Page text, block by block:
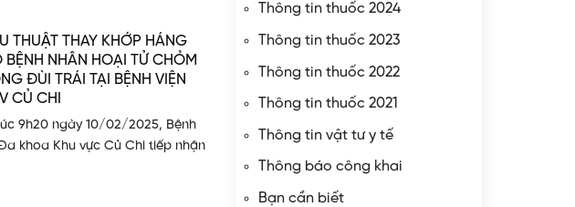
THUẬT THAY KHỚP HÁNG
BỆNH NHÂN HOẠI TỬ CHỎM
ĐÙI TRÁI TẠI BỆNH VIỆN
CỦ CHI
9h20 ngày 10/02/2025, Bệnh
khoa Khu vực Củ Chi tiếp nhận
Thông tin thuốc 2024
Thông tin thuốc 2023
Thông tin thuốc 2022
Thông tin thuốc 2021
Thông tin vật tư y tế
Thông báo công khai
Bạn cần biết